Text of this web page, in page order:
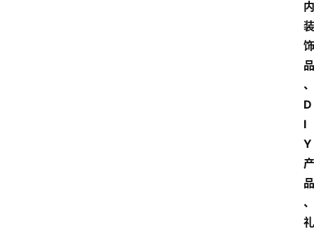
内
装
饰
品
、
D
I
Y
产
品
、
礼